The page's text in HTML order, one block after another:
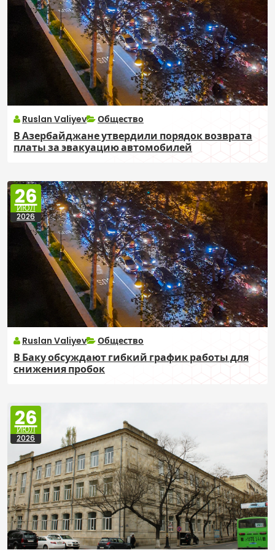
Ruslan Valiyev Общество
В Азербайджане утвердили порядок возврата
платы за эвакуацию автомобилей
26
ИЮЛ
2026
Ruslan Valiyev Общество
В Баку обсуждают гибкий график работы для
снижения пробок
26
ИЮЛ
2026